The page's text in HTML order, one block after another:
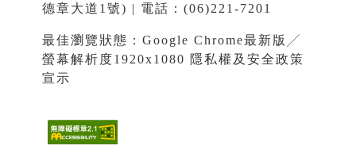
德章大道1號) | 電話：(06)221-7201
最佳瀏覽狀態：Google Chrome最新版╱
螢幕解析度1920x1080 隱私權及安全政策
宣示